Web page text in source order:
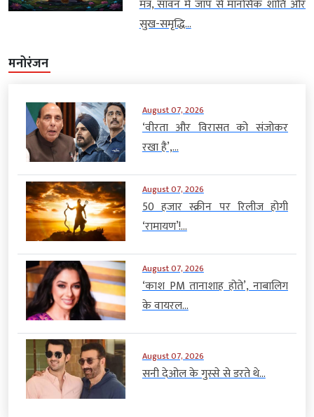
मंत्र, सावन में जाप से मानसिक शांति और
सुख-समृद्धि...
मनोरंजन
August 07, 2026
‘वीरता और विरासत को संजोकर
रखा है’,...
August 07, 2026
50 हजार स्क्रीन पर रिलीज होगी
‘रामायण’!...
August 07, 2026
‘काश PM तानाशाह होते’, नाबालिग
के वायरल...
August 07, 2026
सनी देओल के गुस्से से डरते थे...